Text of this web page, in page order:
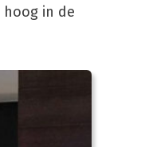
in de